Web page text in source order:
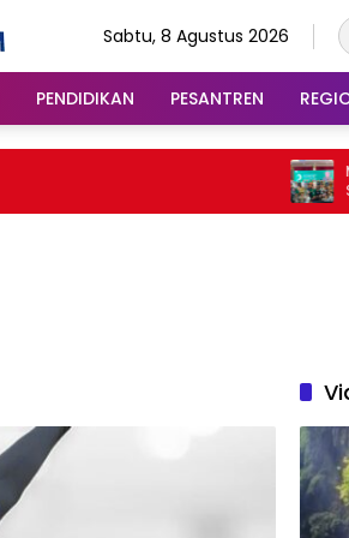
Sabtu, 8 Agustus 2026
PENDIDIKAN PESANTREN